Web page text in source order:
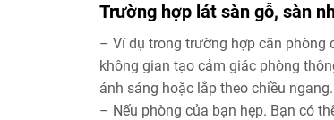
Trường hợp lát sàn gỗ, sàn
– Ví dụ trong trường hợp căn phòng
không gian tạo cảm giác phòng
ánh sáng hoặc lắp theo chiều ngang.
– Nếu phòng của bạn hẹp. Bạn có